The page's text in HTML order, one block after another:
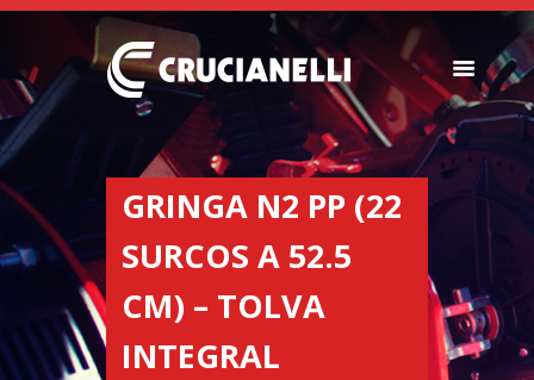
GRINGA N2 PP (22
SURCOS A 52.5
CM) – TOLVA
INTEGRAL
SEEDERS
FERTILIZER
SPREADERS
ABOUT US
DEALERSHIPS
NEWS
COMPANY